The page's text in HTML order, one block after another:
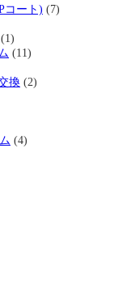
コート) (7)
(1)
(11)
換 (2)
(4)